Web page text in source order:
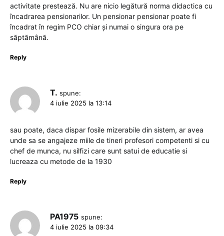
activitate prestează. Nu are nicio legătură norma didactica cu
încadrarea pensionarilor. Un pensionar pensionar poate fi
încadrat în regim PCO chiar și numai o singura ora pe
săptămână.
Reply
T. spune:
4 iulie 2025 la 13:14
sau poate, daca dispar fosile mizerabile din sistem, ar avea
unde sa se angajeze miile de tineri profesori competenti si cu
chef de munca, nu silfizi care sunt satui de educatie si
lucreaza cu metode de la 1930
Reply
PA1975 spune:
4 iulie 2025 la 09:34